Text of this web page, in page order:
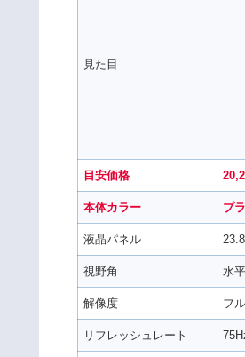
見た目
目安価格
本体カラー プ
液晶パネル
視野角 水
解像度 フ
リフレッシュレート